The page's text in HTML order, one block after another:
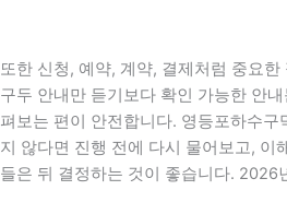
또한 신청, 예약, 계약, 결제처럼 중요
구두 안내만 듣기보다 확인 가능한 안
펴보는 편이 안전합니다. 영등포하수
지 않다면 진행 전에 다시 물어보고, 이
들은 뒤 결정하는 것이 좋습니다. 2026